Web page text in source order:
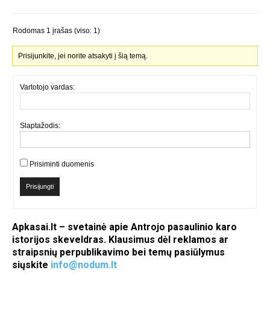
Rodomas 1 įrašas (viso: 1)
Prisijunkite, jei norite atsakyti į šią temą.
Vartotojo vardas:
Slaptažodis:
Prisiminti duomenis
Prisijungti
Apkasai.lt – svetainė apie Antrojo pasaulinio karo
istorijos skeveldras. Klausimus dėl reklamos ar
straipsnių perpublikavimo bei temų pasiūlymus
siųskite info@nodum.lt